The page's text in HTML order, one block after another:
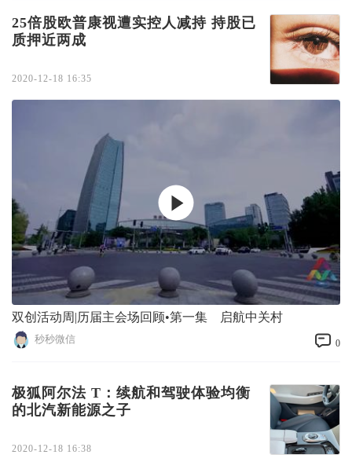
25倍股欧普康视遭实控人减持 持股已
质押近两成
2020-12-18 16:35
双创活动周|历届主会场回顾•第一集 启航中关村
秒秒微信 0
极狐阿尔法 T：续航和驾驶体验均衡
的北汽新能源之子
2020-12-18 16:38